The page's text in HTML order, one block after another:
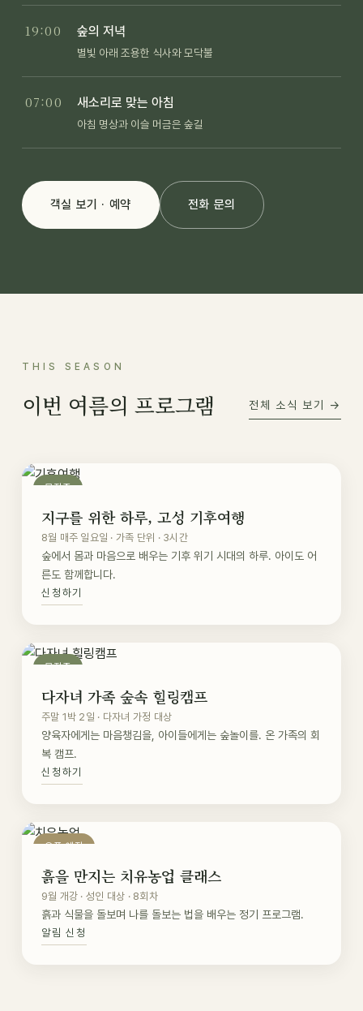
19:00 숲의 저녁
별빛 아래 조용한 식사와 모닥불
07:00 새소리로 맞는 아침
아침 명상과 이슬 머금은 숲길
객실 보기 · 예약 전화 문의
THIS SEASON
이번 여름의 프로그램 전체 소식 보기 →
모집중
지구를 위한 하루, 고성 기후여행
8월 매주 일요일 · 가족 단위 · 3시간
숲에서 몸과 마음으로 배우는 기후 위기 시대의 하루. 아이도 어
른도 함께합니다.
신청하기
모집중
다자녀 가족 숲속 힐링캠프
주말 1박 2일 · 다자녀 가정 대상
양육자에게는 마음챙김을, 아이들에게는 숲놀이를. 온 가족의 회
복 캠프.
신청하기
오픈 예정
흙을 만지는 치유농업 클래스
9월 개강 · 성인 대상 · 8회차
흙과 식물을 돌보며 나를 돌보는 법을 배우는 정기 프로그램.
알림 신청